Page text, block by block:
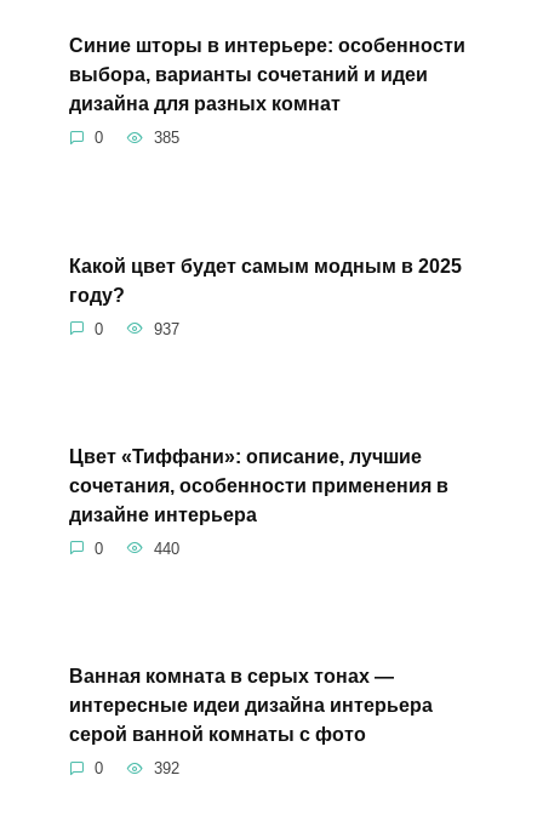
Синие шторы в интерьере: особенности
выбора, варианты сочетаний и идеи
дизайна для разных комнат
0 385
Какой цвет будет самым модным в 2025
году?
0 937
Цвет «Тиффани»: описание, лучшие
сочетания, особенности применения в
дизайне интерьера
0 440
Ванная комната в серых тонах —
интересные идеи дизайна интерьера
серой ванной комнаты с фото
0 392